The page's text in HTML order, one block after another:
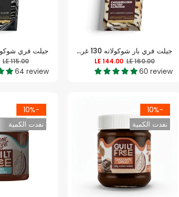
جيلت فري بار شوكولاته 130 غرام - شوكولاتة باللوز
LE 160.00
LE 144.00
60 review
LE 115.00
64 review
-10%
نفدت الكمية
-10%
نفدت الكمية